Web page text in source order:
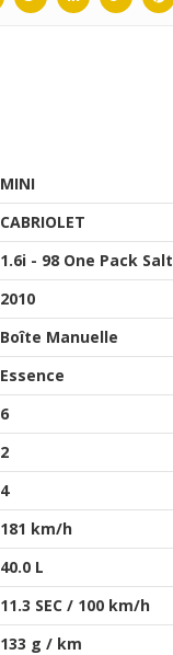
MINI
CABRIOLET
1.6i - 98 One Pack Salt
2010
Boîte Manuelle
Essence
6
2
4
181 km/h
40.0 L
11.3 SEC / 100 km/h
133 g / km